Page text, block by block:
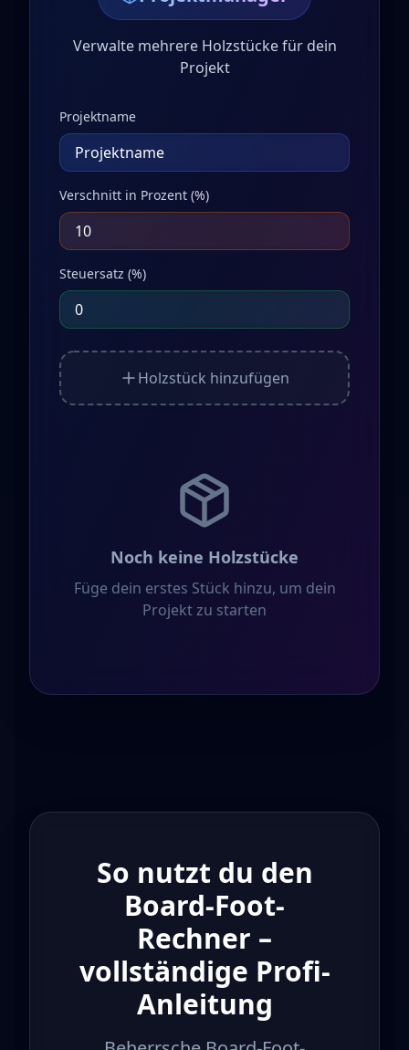
Verwalte mehrere Holzstücke für dein
Projekt
Projektname
Verschnitt in Prozent (%)
Steuersatz (%)
Holzstück hinzufügen
Noch keine Holzstücke
Füge dein erstes Stück hinzu, um dein
Projekt zu starten
So nutzt du den
Board-Foot-
Rechner –
vollständige Profi-
Anleitung